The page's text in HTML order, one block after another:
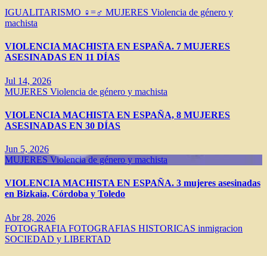
IGUALITARISMO ♀=♂ MUJERES Violencia de género y
machista
VIOLENCIA MACHISTA EN ESPAÑA. 7 MUJERES
ASESINADAS EN 11 DÍAS
Jul 14, 2026
MUJERES Violencia de género y machista
VIOLENCIA MACHISTA EN ESPAÑA, 8 MUJERES
ASESINADAS EN 30 DÍAS
Jun 5, 2026
MUJERES Violencia de género y machista
VIOLENCIA MACHISTA EN ESPAÑA. 3 mujeres asesinadas
en Bizkaia, Córdoba y Toledo
Abr 28, 2026
FOTOGRAFIA FOTOGRAFIAS HISTORICAS inmigracion
SOCIEDAD y LIBERTAD